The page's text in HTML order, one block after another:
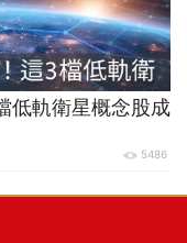
低軌衛星概念股成
5486